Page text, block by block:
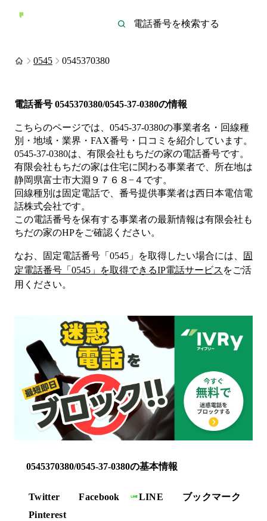
0545 0545370380
電話番号 0545370380/0545-37-0380の情報
こちらのページでは、 0545-37-0380の事業者名・回線種
別・地域・業界・FAX番号・口コミを紹介しています。
0545-37-0380は、 有限会社もちだの家の電話番号です。
有限会社もちだの家は住宅に関わる事業者で、所在地は
静岡県富士市大淵９７６８−４ です。
回線種別は固定電話で、番号提供事業者は西日本電信電
話株式会社です。
この電話番号を保有する事業者の最新情報は有限会社も
ちだの家のHPをご確認ください。
なお、固定電話番号「 0545 」を取得したい場合には、
固
定電話番号「 0545 」を取得できるIP電話サービス をご活
用ください。
0545370380/0545-37-0380の基本情報
Twitter Facebook LINE
ブックマーク
Pinterest